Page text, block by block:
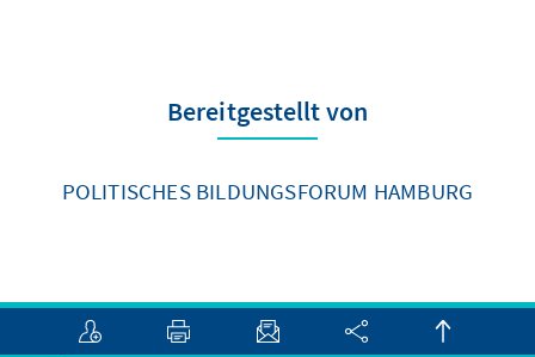
Bereitgestellt von
POLITISCHES BILDUNGSFORUM HAMBURG